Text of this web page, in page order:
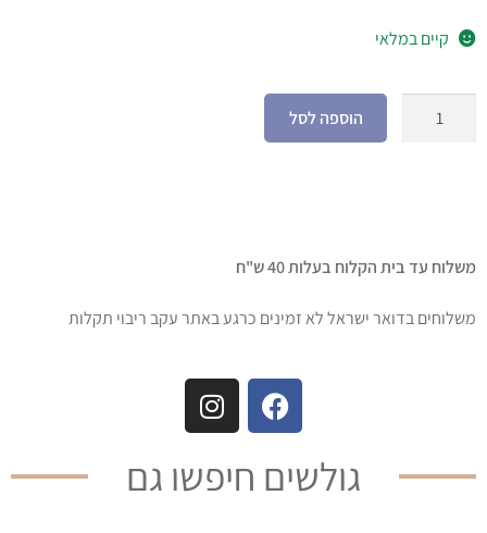
קיים במלאי
הוספה לסל
משלוח עד בית הקלוח בעלות 40 ש"ח
משלוחים בדואר ישראל לא זמינים כרגע באתר עקב ריבוי תקלות
גולשים חיפשו גם